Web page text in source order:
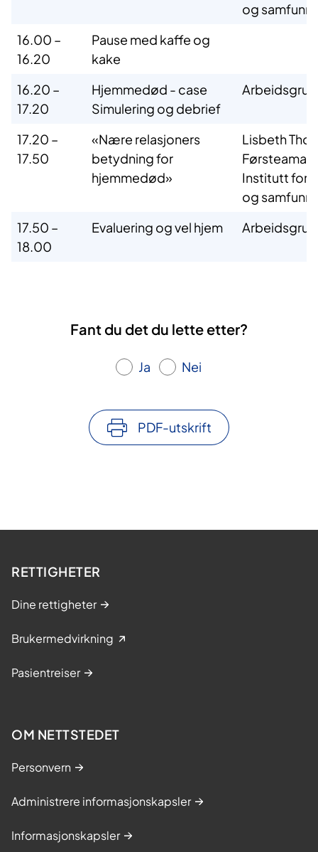
og samfunn
16.00 –
16.20
Pause med kaffe og
kake
16.20 –
17.20
Hjemmedød - case
Simulering og debrief
17.20 –
17.50
«Nære relasjoners
betydning for
hjemmedød»
Lisbeth
Institutt for
og samfunn
17.50 –
18.00
Evaluering og vel hjem
Fant du det du lette etter?
Ja Nei
PDF-utskrift
RETTIGHETER
Dine rettigheter
Brukermedvirkning
Pasientreiser
OM NETTSTEDET
Personvern
Administrere informasjonskapsler
Informasjonskapsler